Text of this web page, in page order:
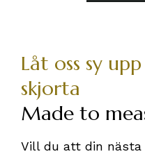
Låt oss sy
skjorta
Made to
Vill du att din